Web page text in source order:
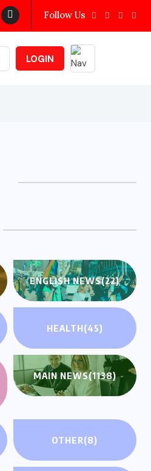
Follow Us
LOGIN
ENGLISH NEWS(22)
HEALTH(45)
MAIN NEWS(1138)
OTHER(8)